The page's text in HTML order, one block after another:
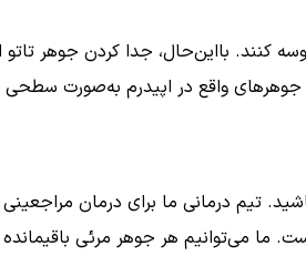
بااین‌حال، جدا کردن جوهر تاتو
جوهرهای واقع در اپیدرم به‌صورت
تیم درمانی ما برای درمان
می‌توانیم هر جوهر مرئی باقیمانده